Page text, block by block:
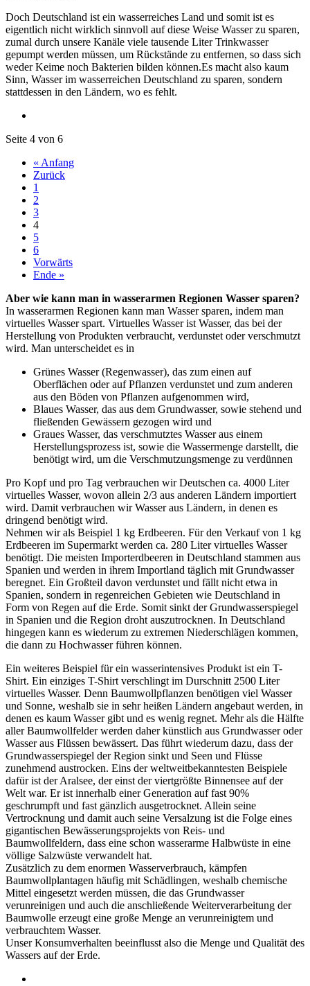
Doch Deutschland ist ein wasserreiches Land und somit ist es
eigentlich nicht wirklich sinnvoll auf diese Weise Wasser zu sparen,
zumal durch unsere Kanäle viele tausende Liter Trinkwasser
gepumpt werden müssen, um Rückstände zu entfernen, so dass sich
weder Keime noch Bakterien bilden können.Es macht also kaum
Sinn, Wasser im wasserreichen Deutschland zu sparen, sondern
stattdessen in den Ländern, wo es fehlt.
Seite 4 von 6
« Anfang
Zurück
1
2
3
4
5
6
Vorwärts
Ende »
Aber wie kann man in wasserarmen Regionen Wasser sparen?
In wasserarmen Regionen kann man Wasser sparen, indem man
virtuelles Wasser spart. Virtuelles Wasser ist Wasser, das bei der
Herstellung von Produkten verbraucht, verdunstet oder verschmutzt
wird. Man unterscheidet es in
Grünes Wasser (Regenwasser), das zum einen auf
Oberflächen oder auf Pflanzen verdunstet und zum anderen
aus den Böden von Pflanzen aufgenommen wird,
Blaues Wasser, das aus dem Grundwasser, sowie stehend und
fließenden Gewässern gezogen wird und
Graues Wasser, das verschmutztes Wasser aus einem
Herstellungsprozess ist, sowie die Wassermenge darstellt, die
benötigt wird, um die Verschmutzungsmenge zu verdünnen
Pro Kopf und pro Tag verbrauchen wir Deutschen ca. 4000 Liter
virtuelles Wasser, wovon allein 2/3 aus anderen Ländern importiert
wird. Damit verbrauchen wir Wasser aus Ländern, in denen es
dringend benötigt wird.
Nehmen wir als Beispiel 1 kg Erdbeeren. Für den Verkauf von 1 kg
Erdbeeren im Supermarkt werden ca. 280 Liter virtuelles Wasser
benötigt. Die meisten Importerdbeeren in Deutschland stammen aus
Spanien und werden in ihrem Importland täglich mit Grundwasser
beregnet. Ein Großteil davon verdunstet und fällt nicht etwa in
Spanien, sondern in regenreichen Gebieten wie Deutschland in
Form von Regen auf die Erde. Somit sinkt der Grundwasserspiegel
in Spanien und die Region droht auszutrocknen. In Deutschland
hingegen kann es wiederum zu extremen Niederschlägen kommen,
die dann zu Hochwasser führen können.
Ein weiteres Beispiel für ein wasserintensives Produkt ist ein T-
Shirt. Ein einziges T-Shirt verschlingt im Durschnitt 2500 Liter
virtuelles Wasser. Denn Baumwollpflanzen benötigen viel Wasser
und Sonne, weshalb sie in sehr heißen Ländern angebaut werden, in
denen es kaum Wasser gibt und es wenig regnet. Mehr als die Hälfte
aller Baumwollfelder werden daher künstlich aus Grundwasser oder
Wasser aus Flüssen bewässert. Das führt wiederum dazu, dass der
Grundwasserspiegel der Region sinkt und Seen und Flüsse
zunehmend austrocken. Eins der weltweitbekanntesten Beispiele
dafür ist der Aralsee, der einst der viertgrößte Binnensee auf der
Welt war. Er ist innerhalb einer Generation auf fast 90%
geschrumpft und fast gänzlich ausgetrocknet. Allein seine
Vertrocknung und damit auch seine Versalzung ist die Folge eines
gigantischen Bewässerungsprojekts von Reis- und
Baumwollfeldern, dass eine schon wasserarme Halbwüste in eine
völlige Salzwüste verwandelt hat.
Zusätzlich zu dem enormen Wasserverbrauch, kämpfen
Baumwollplantagen häufig mit Schädlingen, weshalb chemische
Mittel eingesetzt werden müssen, die das Grundwasser
verunreinigen und auch die anschließende Weiterverarbeitung der
Baumwolle erzeugt eine große Menge an verunreinigtem und
verbrauchtem Wasser.
Unser Konsumverhalten beeinflusst also die Menge und Qualität des
Wassers auf der Erde.